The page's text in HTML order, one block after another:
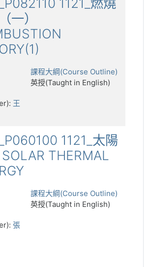
1121_燃燒
一）
課程大綱(Course Outline)
英授(Taught in English)
王
1121_太陽
THERMAL
課程大綱(Course Outline)
英授(Taught in English)
張